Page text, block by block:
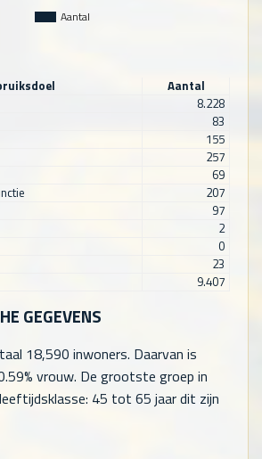
Aantal
Aantal
8.228
83
155
257
69
207
97
2
0
23
9.407
GEGEVENS
18,590 inwoners. Daarvan is
vrouw. De grootste groep in
45 tot 65 jaar dit zijn